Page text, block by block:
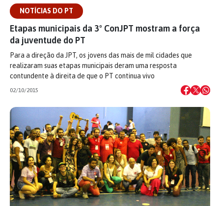
NOTÍCIAS DO PT
Etapas municipais da 3º ConJPT mostram a força
da juventude do PT
Para a direção da JPT, os jovens das mais de mil cidades que
realizaram suas etapas municipais deram uma resposta
contundente à direita de que o PT continua vivo
02/10/2015